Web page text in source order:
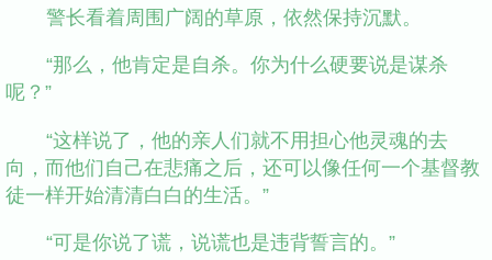
警长看着周围广阔的草原，依然保持沉默。
“那么，他肯定是自杀。你为什么硬要说是谋杀
呢？”
“这样说了，他的亲人们就不用担心他灵魂的去
向，而他们自己在悲痛之后，还可以像任何一个基督教
徒一样开始清清白白的生活。”
“可是你说了谎，说谎也是违背誓言的。”